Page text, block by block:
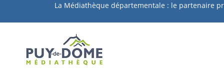
Médiathèque départementale : le partenaire privilégié